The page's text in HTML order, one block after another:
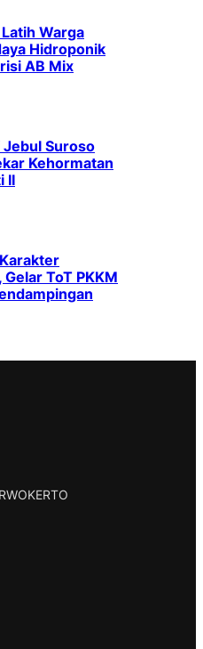
Warga
Hidroponik
AB Mix
Jebul Suroso
Kehormatan
II
ToT PKKM